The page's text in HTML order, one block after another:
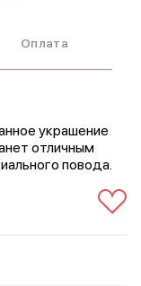
Оплата
украшение
отличным
повода.